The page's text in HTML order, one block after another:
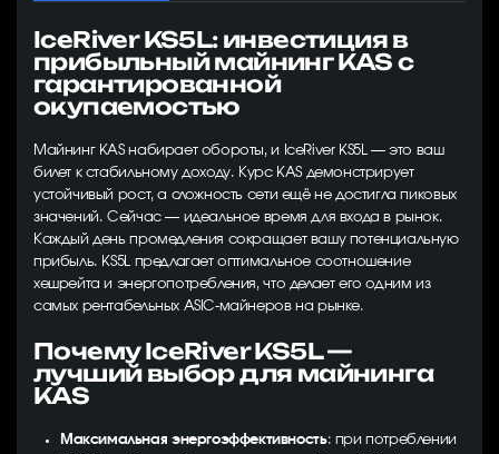
IceRiver KS5L: инвестиция в
прибыльный майнинг KAS с
гарантированной
окупаемостью
Майнинг KAS набирает обороты, и IceRiver KS5L — это ваш
билет к стабильному доходу. Курс KAS демонстрирует
устойчивый рост, а сложность сети ещё не достигла пиковых
значений. Сейчас — идеальное время для входа в рынок.
Каждый день промедления сокращает вашу потенциальную
прибыль. KS5L предлагает оптимальное соотношение
хешрейта и энергопотребления, что делает его одним из
самых рентабельных ASIC-майнеров на рынке.
Почему IceRiver KS5L —
лучший выбор для майнинга
KAS
Максимальная энергоэффективность: при потреблении